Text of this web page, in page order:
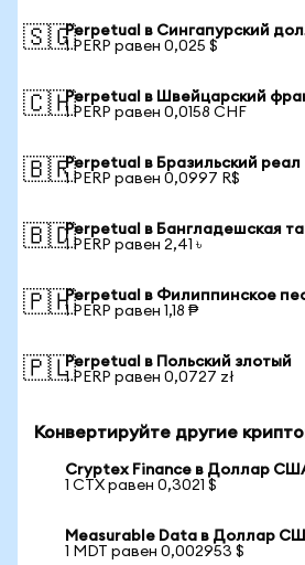
🇸🇬Perpetual в Сингапурский
1 PERP равен 0,025 $
🇨🇭Perpetual в Швейцарский
1 PERP равен 0,0158 CHF
🇧🇷Perpetual в Бразильский реал
1 PERP равен 0,0997 R$
🇧🇩Perpetual в Бангладешская
1 PERP равен 2,41 ৳
🇵🇭Perpetual в Филиппинское
1 PERP равен 1,18 ₱
🇵🇱Perpetual в Польский злотый
1 PERP равен 0,0727 zł
Конвертируйте другие
Cryptex Finance в Доллар
1 CTX равен 0,3021 $
Measurable Data в Доллар
1 MDT равен 0,002953 $